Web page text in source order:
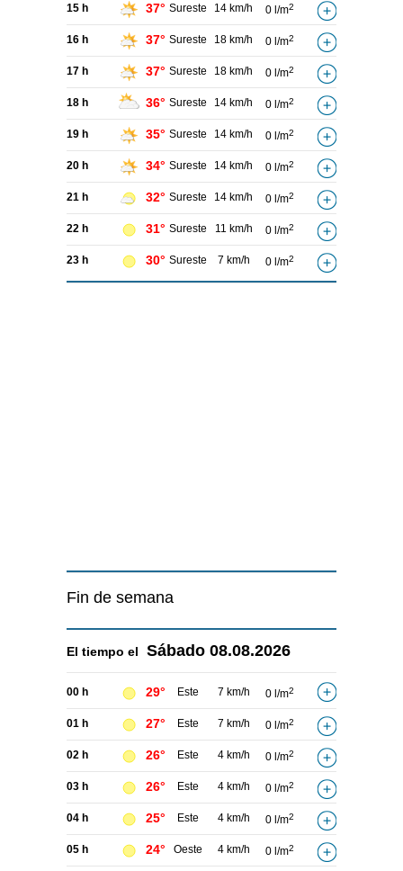
15 h 37° Sureste 14 km/h 0 l/m2
16 h 37° Sureste 18 km/h 0 l/m2
17 h 37° Sureste 18 km/h 0 l/m2
18 h 36° Sureste 14 km/h 0 l/m2
19 h 35° Sureste 14 km/h 0 l/m2
20 h 34° Sureste 14 km/h 0 l/m2
21 h 32° Sureste 14 km/h 0 l/m2
22 h 31° Sureste 11 km/h 0 l/m2
23 h 30° Sureste 7 km/h 0 l/m2
Fin de semana
El tiempo el Sábado 08.08.2026
00 h 29° Este 7 km/h 0 l/m2
01 h 27° Este 7 km/h 0 l/m2
02 h 26° Este 4 km/h 0 l/m2
03 h 26° Este 4 km/h 0 l/m2
04 h 25° Este 4 km/h 0 l/m2
05 h 24° Oeste 4 km/h 0 l/m2